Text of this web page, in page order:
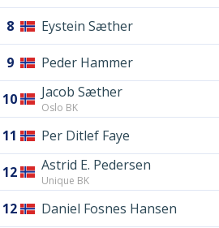
8 Eystein Sæther
9 Peder Hammer
10 Jacob Sæther
Oslo BK
11 Per Ditlef Faye
12 Astrid E. Pedersen
Unique BK
12 Daniel Fosnes Hansen